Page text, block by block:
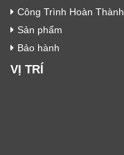
Công Trình Hoàn Thành
Sản phẩm
Bảo hành
VỊ TRÍ